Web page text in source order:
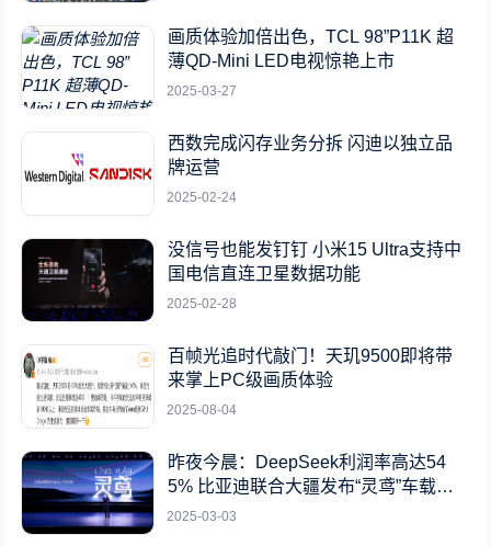
画质体验加倍出色，TCL 98”P11K 超
薄QD-Mini LED电视惊艳上市
2025-03-27
西数完成闪存业务分拆 闪迪以独立品
牌运营
2025-02-24
没信号也能发钉钉 小米15 Ultra支持中
国电信直连卫星数据功能
2025-02-28
百帧光追时代敲门！天玑9500即将带
来掌上PC级画质体验
2025-08-04
昨夜今晨：DeepSeek利润率高达54
5% 比亚迪联合大疆发布“灵鸢”车载无
人机系统
2025-03-03